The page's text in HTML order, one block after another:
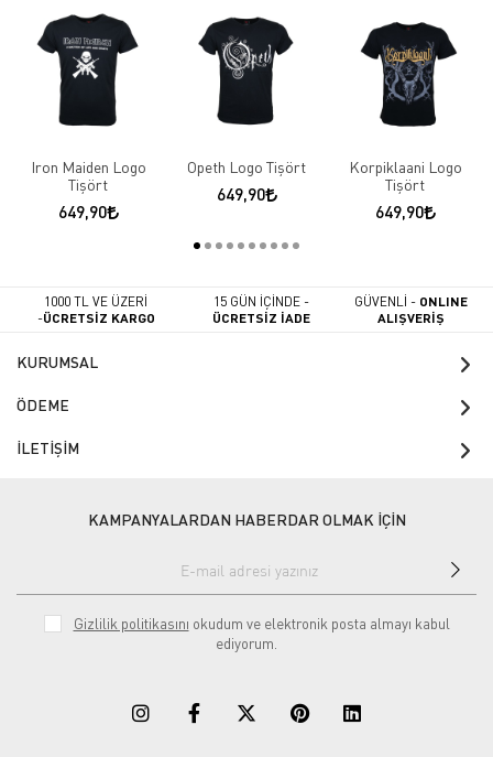
Iron Maiden Logo
Tişört
649,90
Opeth Logo Tişört
649,90
Korpiklaani Logo
Tişört
649,90
1000 TL VE ÜZERİ
-ÜCRETSİZ KARGO
15 GÜN İÇİNDE -
ÜCRETSİZ İADE
GÜVENLİ - ONLINE
ALIŞVERİŞ
KURUMSAL
ÖDEME
İLETİŞİM
KAMPANYALARDAN HABERDAR OLMAK İÇİN
Gizlilik politikasını okudum ve elektronik posta almayı kabul
ediyorum.